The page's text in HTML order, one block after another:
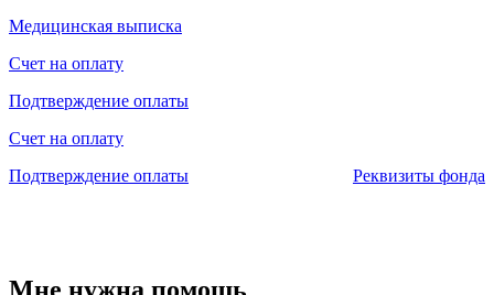
Медицинская выписка
Счет на оплату
Подтверждение оплаты
Счет на оплату
Подтверждение оплаты
Реквизиты фонда
Мне нужна помощь